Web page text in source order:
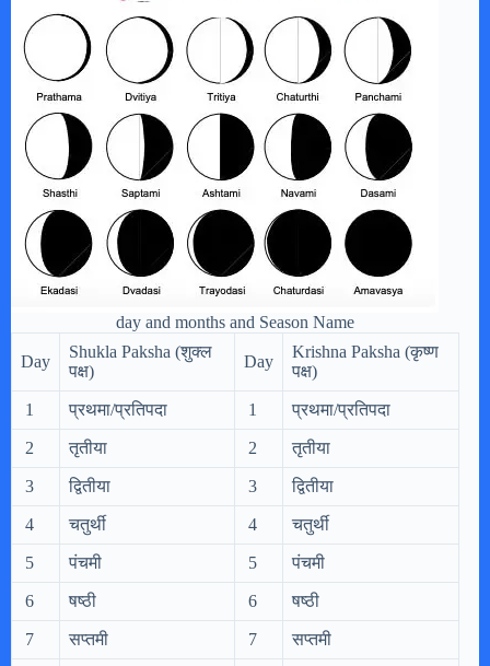
day and months and Season Name
Day
Shukla Paksha (शुक्ल
पक्ष)
Day
Krishna Paksha (कृष्ण
पक्ष)
1 प्रथमा/प्रतिपदा 1 प्रथमा/प्रतिपदा
2 तृतीया 2 तृतीया
3 द्वितीया 3 द्वितीया
4 चतुर्थी 4 चतुर्थी
5 पंचमी 5 पंचमी
6 षष्ठी 6 षष्ठी
7 सप्तमी 7 सप्तमी